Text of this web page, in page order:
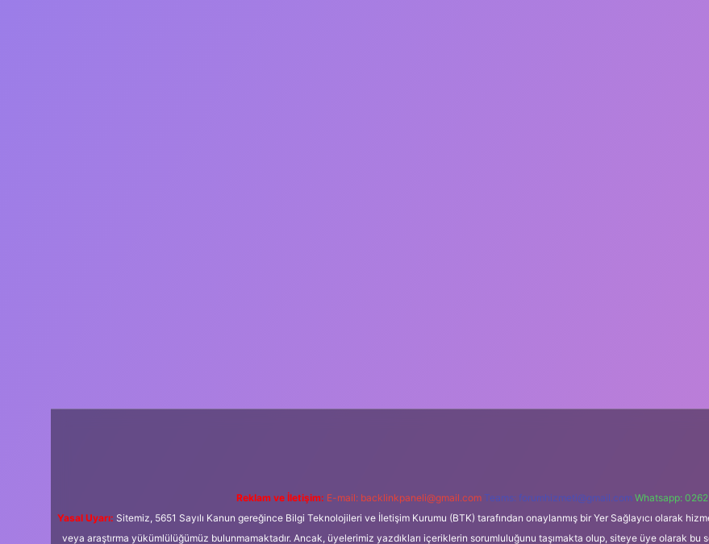
Reklam ve İletişim: E-mail: backlinkpaneli@gmail.com Teams: forumhizmeti@gmail.com Whatsapp:
Yasal Uyarı: Sitemiz, 5651 Sayılı Kanun gereğince Bilgi Teknolojileri ve İletişim Kurumu (BTK) tarafından onaylanmış bir Yer Sağlayıcı olarak
veya araştırma yükümlülüğümüz bulunmamaktadır. Ancak, üyelerimiz yazdıkları içeriklerin sorumluluğunu taşımakta olup, siteye üye olarak bu